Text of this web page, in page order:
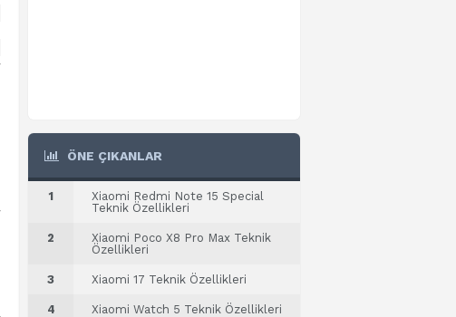
ÖNE ÇIKANLAR
1
Xiaomi Redmi Note 15 Special
Teknik Özellikleri
2
Xiaomi Poco X8 Pro Max Teknik
Özellikleri
3 Xiaomi 17 Teknik Özellikleri
4 Xiaomi Watch 5 Teknik Özellikleri